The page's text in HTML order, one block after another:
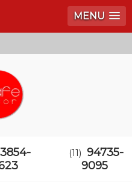
MENU
3854-
(11) 94735-
9095